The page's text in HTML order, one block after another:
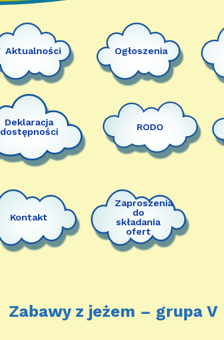
Aktualności Ogłoszenia
Deklaracja
dostępności
RODO
Kontakt
Zaproszenia
do
składania
ofert
Zabawy z jeżem – grupa V